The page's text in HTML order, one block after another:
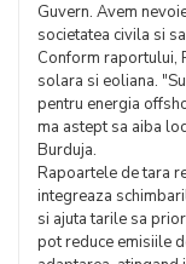
Guvern. Avem
societatea civila si
Conform raportului,
solara si eoliana.
pentru energia
ma astept sa aiba
Burduja.
Rapoartele de tara
integreaza
si ajuta tarile sa
pot reduce emisiile